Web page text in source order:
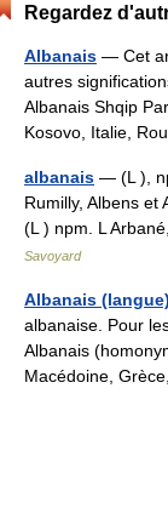
Regardez
Albanais — Cet
autres
Albanais Shqip
Kosovo, Italie,
albanais — (L ),
Rumilly, Albens et
(L ) npm. L
Savoyard
Albanais (langue)
albanaise. Pour
Albanais
Macédoine,